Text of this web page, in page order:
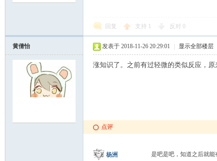
回复 支持 反对 0
黄倩怡 发表于 2018-11-26 20:29:01 显示全部楼层
涨知识了。之前有过轻微的类似反应，
点评
杨洲 是吧是吧，知道之后就